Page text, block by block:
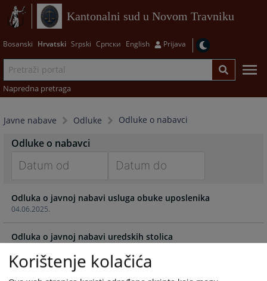
Kantonalni sud u Novom Travniku
Bosanski Hrvatski Srpski Српски English Prijava
Napredna pretraga
Javne nabave Odluke Odluke o nabavci
Odluke o nabavci
forward
to
interact
with
calendar
and
forward
interact
with
calendar
and
04.06.2025.
Odluka o javnoj nabavi usluga obuke uposlenika
Odluka o javnoj nabavi uredskih stolica
Odluka o poništenju postupka javne nabave električne
Korištenje kolačića